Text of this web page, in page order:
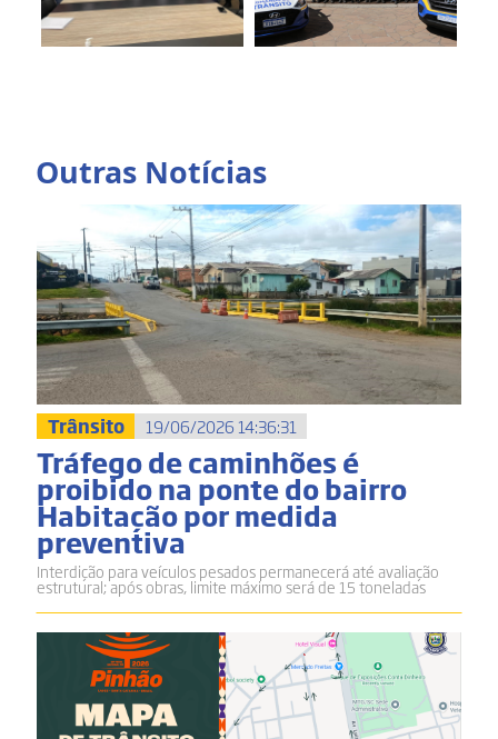
Outras Notícias
Trânsito 19/06/2026 14:36:31
Tráfego de caminhões é
proibido na ponte do bairro
Habitação por medida
preventiva
Interdição para veículos pesados permanecerá até avaliação
estrutural; após obras, limite máximo será de 15 toneladas